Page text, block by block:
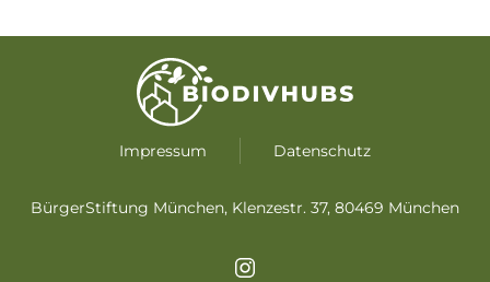
Impressum Datenschutz
BürgerStiftung München, Klenzestr. 37, 80469 München